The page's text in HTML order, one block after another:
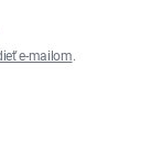
e-mailom.